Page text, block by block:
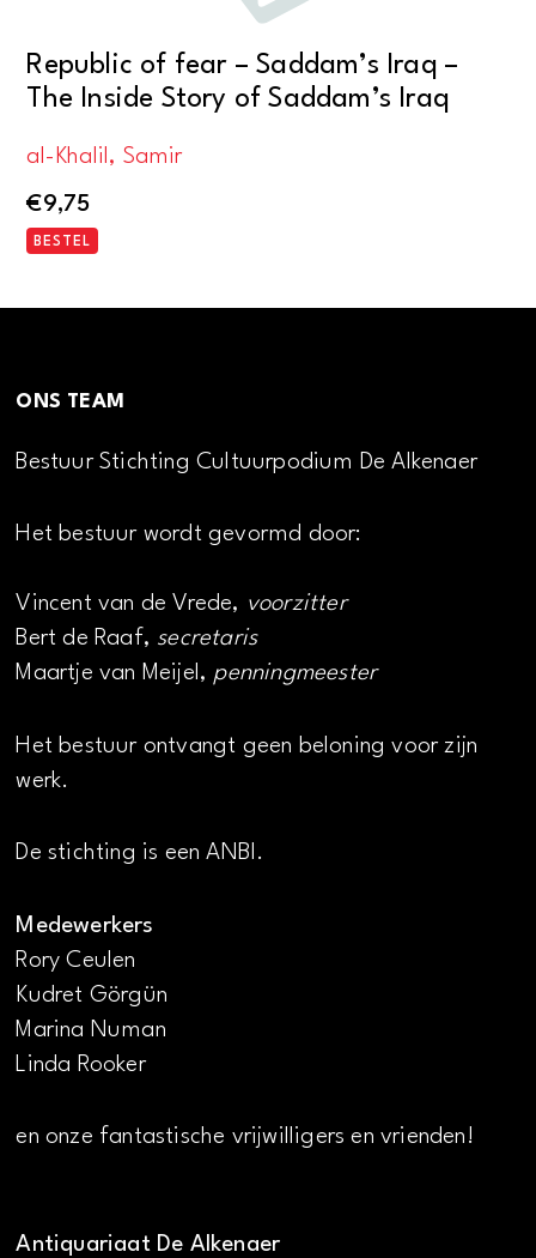
Republic of fear – Saddam’s Iraq –
The Inside Story of Saddam’s Iraq
al-Khalil, Samir
€9,75
BESTEL
ONS TEAM
Bestuur Stichting Cultuurpodium De Alkenaer
Het bestuur wordt gevormd door:
Vincent van de Vrede, voorzitter
Bert de Raaf, secretaris
Maartje van Meijel, penningmeester
Het bestuur ontvangt geen beloning voor zijn
werk.
De stichting is een ANBI.
Medewerkers
Rory Ceulen
Kudret Görgün
Marina Numan
Linda Rooker
en onze fantastische vrijwilligers en vrienden!
Antiquariaat De Alkenaer